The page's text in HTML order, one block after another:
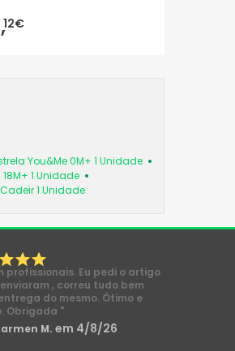
12€
You&Me 0M+ 1 Unidade
1 Unidade
1 Unidade
profissionais. Eu pedi o artigo
, correu tudo bem
do mesmo. Ótimo e
Obrigada "
M. em 4/8/26